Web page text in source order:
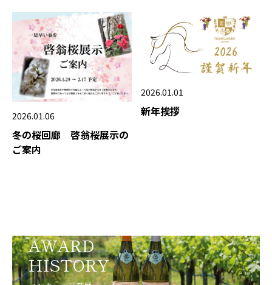
2026.01.06
冬の桜回廊 啓翁桜展示の
ご案内
2026.01.01
新年挨拶
AWARD
HISTORY